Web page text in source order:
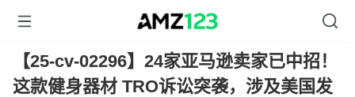
【25-cv-02296】24家亚马逊卖家已中招！
这款健身器材 TRO诉讼突袭，涉及美国发